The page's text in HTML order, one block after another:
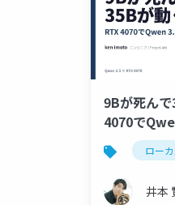
9Bが死ん
4070で
ロー
井本